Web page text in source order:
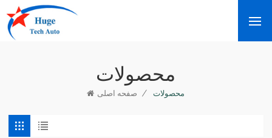
محصولات
صفحه اصلی / محصولات